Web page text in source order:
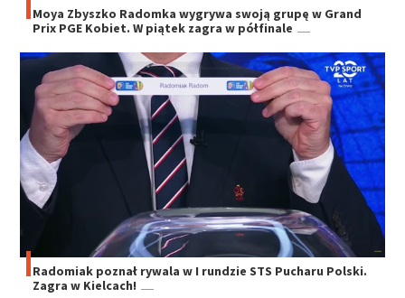
Moya Zbyszko Radomka wygrywa swoją grupę w Grand
Prix PGE Kobiet. W piątek zagra w półfinale
Radomiak poznał rywala w I rundzie STS Pucharu Polski.
Zagra w Kielcach!